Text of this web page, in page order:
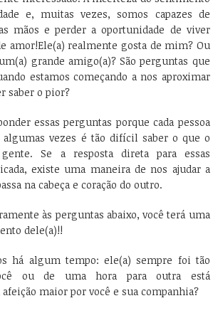
e, muitas vezes, somos capazes de
mãos e perder a oportunidade de viver
amor!Ele(a) realmente gosta de mim? Ou
grande amigo(a)? São perguntas que
estamos começando a nos aproximar
saber o pior?
essas perguntas porque cada pessoa
vezes é tão difícil saber o que o
Se a resposta direta para essas
existe uma maneira de nos ajudar a
na cabeça e coração do outro.
às perguntas abaixo, você terá uma
dele(a)!!
há algum tempo: ele(a) sempre foi tão
ou de uma hora para outra está
maior por você e sua companhia?